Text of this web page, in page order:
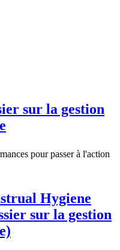
sur la gestion
pour passer à l'action
Hygiene
sur la gestion